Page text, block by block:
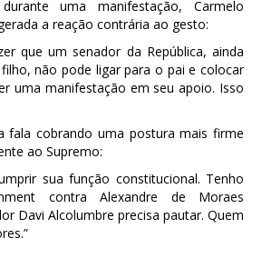
uma manifestação, Carmelo
a reação contrária ao gesto:
que um senador da República, ainda
não pode ligar para o pai e colocar
uma manifestação em seu apoio. Isso
fala cobrando uma postura mais firme
ao Supremo:
sua função constitucional. Tenho
contra Alexandre de Moraes
Davi Alcolumbre precisa pautar. Quem